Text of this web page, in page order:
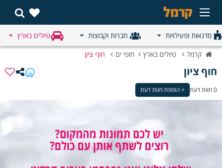
סדנאות ופעילויות חברות וקבוצות
טיולים בארץ
קרמל
טיולים בארץ חופי ים חוף ציון
חוף ציון
0 חוות דעת + הוספת חוות דעת